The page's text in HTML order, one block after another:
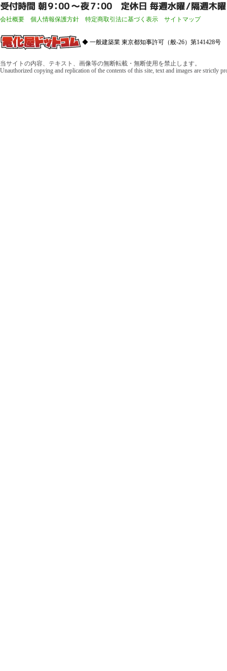
会社概要 個人情報保護方針 特定商取引法に基づく表示 サイトマップ
◆ 一般建築業 東京都知事許可（般-26）第141428
当サイトの内容、テキスト、画像等の無断転載・無断使用を禁止します。
Unauthorized copying and replication of the contents of this site, text and images are strictly